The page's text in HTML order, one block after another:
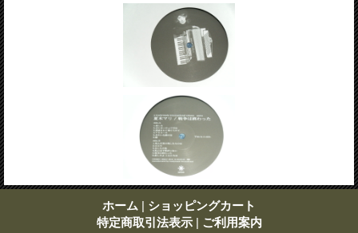
ホーム | ショッピングカート
特定商取引法表示 | ご利用案内